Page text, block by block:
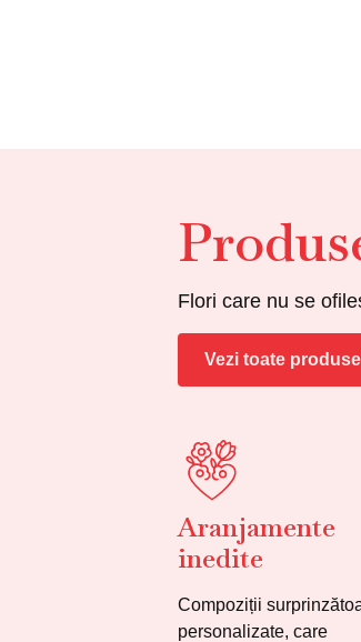
Flori care nu se
Vezi toate
Aranjamente
inedite
Compoziții
personalizate, care